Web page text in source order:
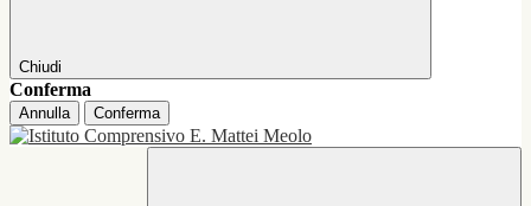
Chiudi
Conferma
Annulla Conferma